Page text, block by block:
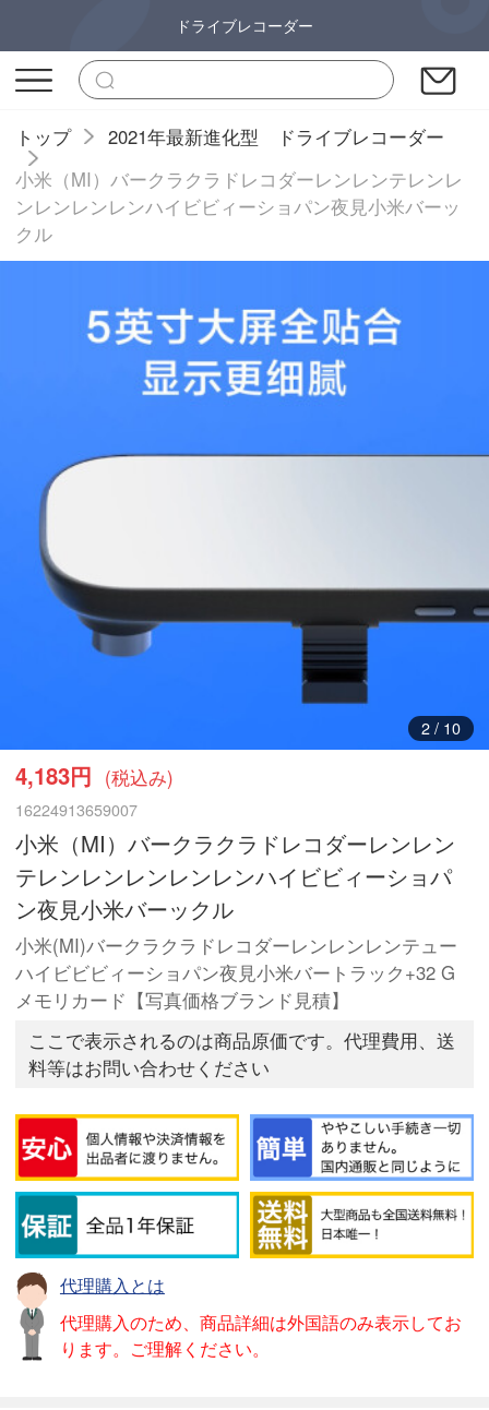
ドライブレコーダー
トップ
2021年最新進化型 ドライブレコーダー
小米（MI）バークラクラドレコダーレンレンテレンレ
ンレンレンレンハイビビィーショパン夜見小米バーッ
クル
3/ 10
4,183円 (税込み)
16224913659007
小米（MI）バークラクラドレコダーレンレン
テレンレンレンレンレンハイビビィーショパ
ン夜見小米バーックル
小米(MI)バークラクラドレコダーレンレンレンテュー
ハイビビビィーショパン夜見小米バートラック+32 G
メモリカード【写真価格ブランド見積】
ここで表示されるのは商品原価です。代理費用、送
料等はお問い合わせください
代理購入とは
代理購入のため、商品詳細は外国語のみ表示してお
ります。ご理解ください。